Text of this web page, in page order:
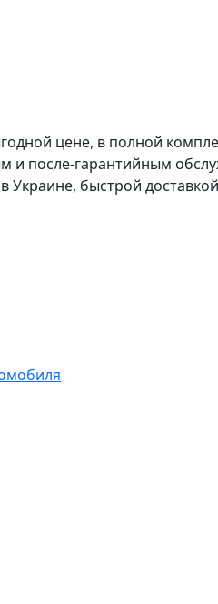
цене, в полной
и после-гарантийным
Украине, быстрой